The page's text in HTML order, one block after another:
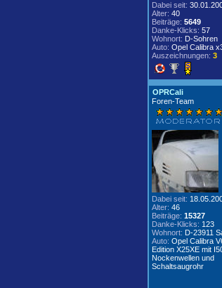
Dabei seit:
Alter: 40
Beiträge: 5649
Danke-Klicks: 57
Wohnort: D-Sohren
Auto: Opel Calibra
Auszeichnungen: 3
OPRCali
Foren-Team
Dabei seit:
Alter: 46
Beiträge: 15327
Danke-Klicks: 123
Wohnort: D-23911
Auto: Opel Calibra
Edition X25XE mit
Nockenwellen und
Schaltsaugrohr